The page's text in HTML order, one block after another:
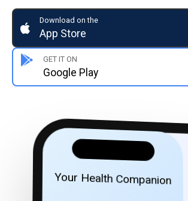
Download on the
App Store
GET IT ON
Google Play
Your Health Companion